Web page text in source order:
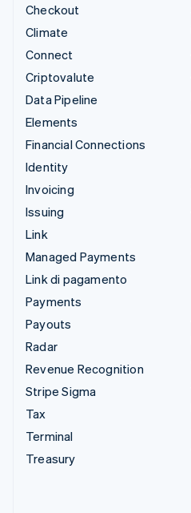
Checkout
Climate
Connect
Criptovalute
Data Pipeline
Elements
Financial Connections
Identity
Invoicing
Issuing
Link
Managed Payments
Link di pagamento
Payments
Payouts
Radar
Revenue Recognition
Stripe Sigma
Tax
Terminal
Treasury